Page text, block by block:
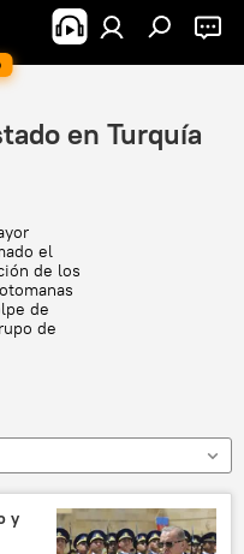
en Turquía
el
de los
de
de
y